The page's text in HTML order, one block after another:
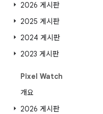
2026 게시판
2025 게시판
2024 게시판
2023 게시판
Pixel Watch
개요
2026 게시판